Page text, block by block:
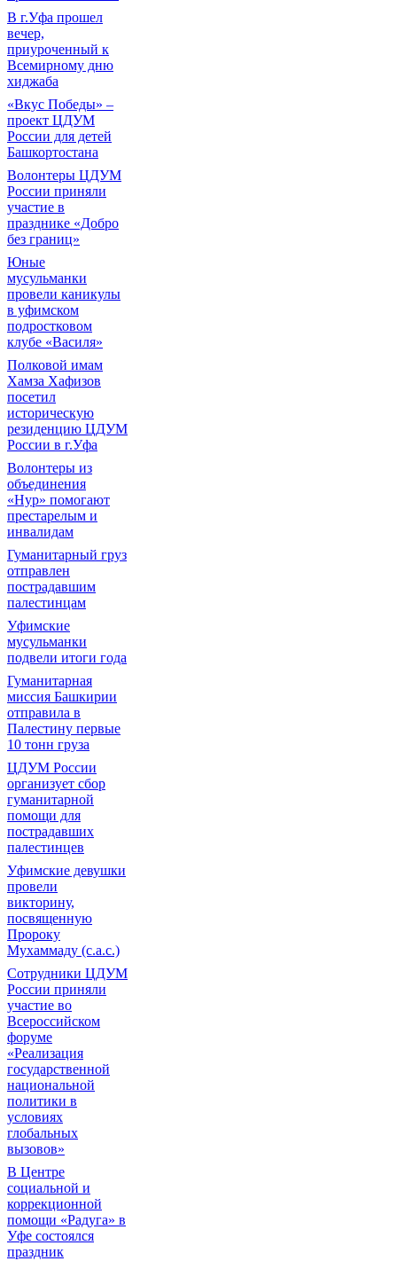
В г.Уфа прошел
вечер,
приуроченный к
Всемирному дню
хиджаба
«Вкус Победы» –
проект ЦДУМ
России для детей
Башкортостана
Волонтеры ЦДУМ
России приняли
участие в
празднике «Добро
без границ»
Юные
мусульманки
провели каникулы
в уфимском
подростковом
клубе «Василя»
Полковой имам
Хамза Хафизов
посетил
историческую
резиденцию ЦДУМ
России в г.Уфа
Волонтеры из
объединения
«Нур» помогают
престарелым и
инвалидам
Гуманитарный груз
отправлен
пострадавшим
палестинцам
Уфимские
мусульманки
подвели итоги года
Гуманитарная
миссия Башкирии
отправила в
Палестину первые
10 тонн груза
ЦДУМ России
организует сбор
гуманитарной
помощи для
пострадавших
палестинцев
Уфимские девушки
провели
викторину,
посвященную
Пророку
Мухаммаду (с.а.с.)
Сотрудники ЦДУМ
России приняли
участие во
Всероссийском
форуме
«Реализация
государственной
национальной
политики в
условиях
глобальных
вызовов»
В Центре
социальной и
коррекционной
помощи «Радуга» в
Уфе состоялся
праздник